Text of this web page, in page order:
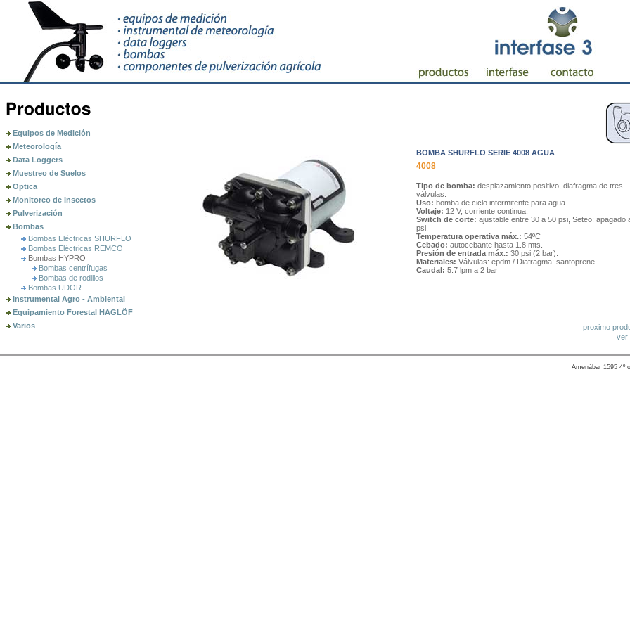
Equipos de Medición
Meteorología
Data Loggers
Muestreo de Suelos
Optica
Monitoreo de Insectos
Pulverización
Bombas
Bombas Eléctricas SHURFLO
Bombas Eléctricas REMCO
Bombas HYPRO
Bombas centrífugas
Bombas de rodillos
Bombas UDOR
Instrumental Agro - Ambiental
Equipamiento Forestal HAGLÖF
Varios
BOMBA SHURFLO SERIE 4008 AGUA
4008
Tipo de bomba: desplazamiento positivo, diafragma de tres
válvulas.
Uso: bomba de ciclo intermitente para agua.
Voltaje: 12 V, corriente continua.
Switch de corte: ajustable entre 30 a 50 psi, Seteo: apagado
psi.
Temperatura operativa máx.: 54ºC
Cebado: autocebante hasta 1.8 mts.
Presión de entrada máx.: 30 psi (2 bar).
Materiales: Válvulas: epdm / Diafragma: santoprene.
Caudal: 5.7 lpm a 2 bar
proximo
ver
Amenábar 1595 4º